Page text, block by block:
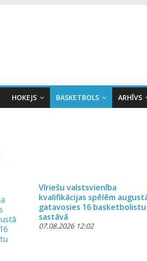
HOKEJS BASKETBOLS ARHĪVS
Vīriešu valstsvienība
kvalifikācijas spēlēm
gatavosies 16 basketbolistu
sastāvā
07.08.2026 12:02